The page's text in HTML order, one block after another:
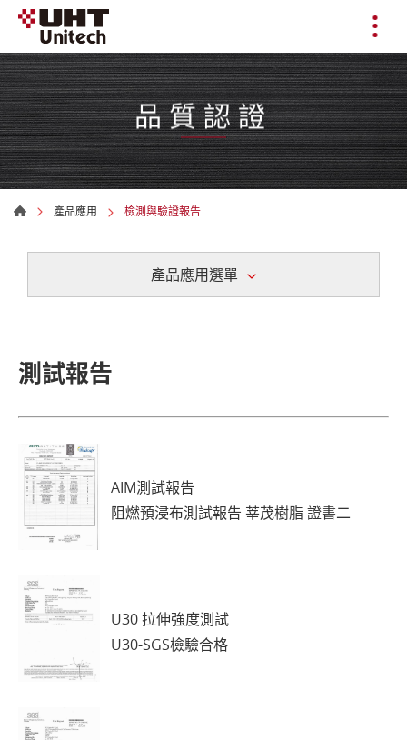
品質認證
產品應用 檢測與驗證報告
產品應用選單
測試報告
AIM測試報告
阻燃預浸布測試報告 莘茂樹脂 證書二
U30 拉伸強度測試
U30-SGS檢驗合格